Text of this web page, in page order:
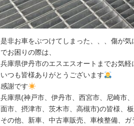
是非お車をぶつけてしまった、、、傷が
でお困りの際は、
兵庫県伊丹市のエスエスオートまでお気
いつも皆様ありがとうございます
感謝です
兵庫県(神戸市、伊丹市、西宮市、尼崎市
面市、摂津市、茨木市、高槻市)の皆様、
その他、新車、中古車販売、車検整備、